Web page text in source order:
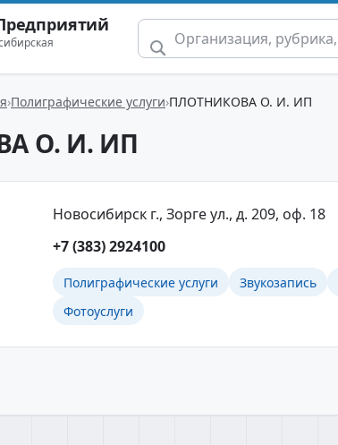
Полиграфические услуги ПЛОТНИКОВА О. И. ИП
О. И. ИП
Новосибирск г., Зорге ул., д. 209, оф. 18
+7 (383) 2924100
Полиграфические услуги Звукозапись
Фотоуслуги